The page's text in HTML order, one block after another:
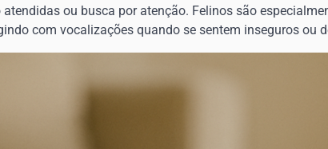
atendidas ou busca por atenção. Felinos são
com vocalizações quando se sentem inseguros ou